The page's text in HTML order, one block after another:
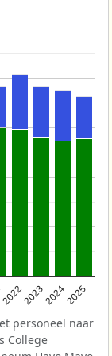
2022202320242025
personeel naar
College